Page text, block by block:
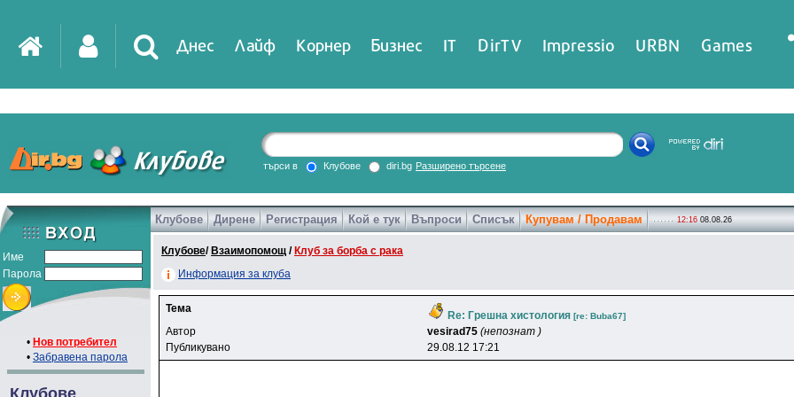
Днес Лайф Корнер Бизнес IT DirTV Impressio URBN Games
търси в Клубове diri.bg Разширено търсене
Име
Парола
• Нов потребител
• Забравена парола
Клубове
Клубове Дирене Регистрация Кой е тук Въпроси Списък Купувам / Продавам 12:16 08.08.26
Клубове/ Взаимопомощ / Клуб за борба с рака
Информация за клуба
Тема
Re: Грешна хистология [re: Buba67]
Автор vesirad75 (непознат )
Публикувано
29.08.12 17:21